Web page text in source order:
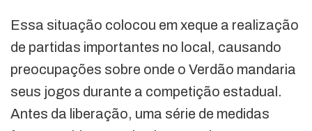
Essa situação colocou em xeque a realização
de partidas importantes no local, causando
preocupações sobre onde o Verdão mandaria
seus jogos durante a competição estadual.
Antes da liberação, uma série de medidas